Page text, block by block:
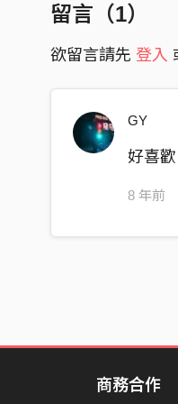
OP: 黃玠瑋
留言（1）
欲留言請先 登入
GY
好喜歡
8 年前
商務合作